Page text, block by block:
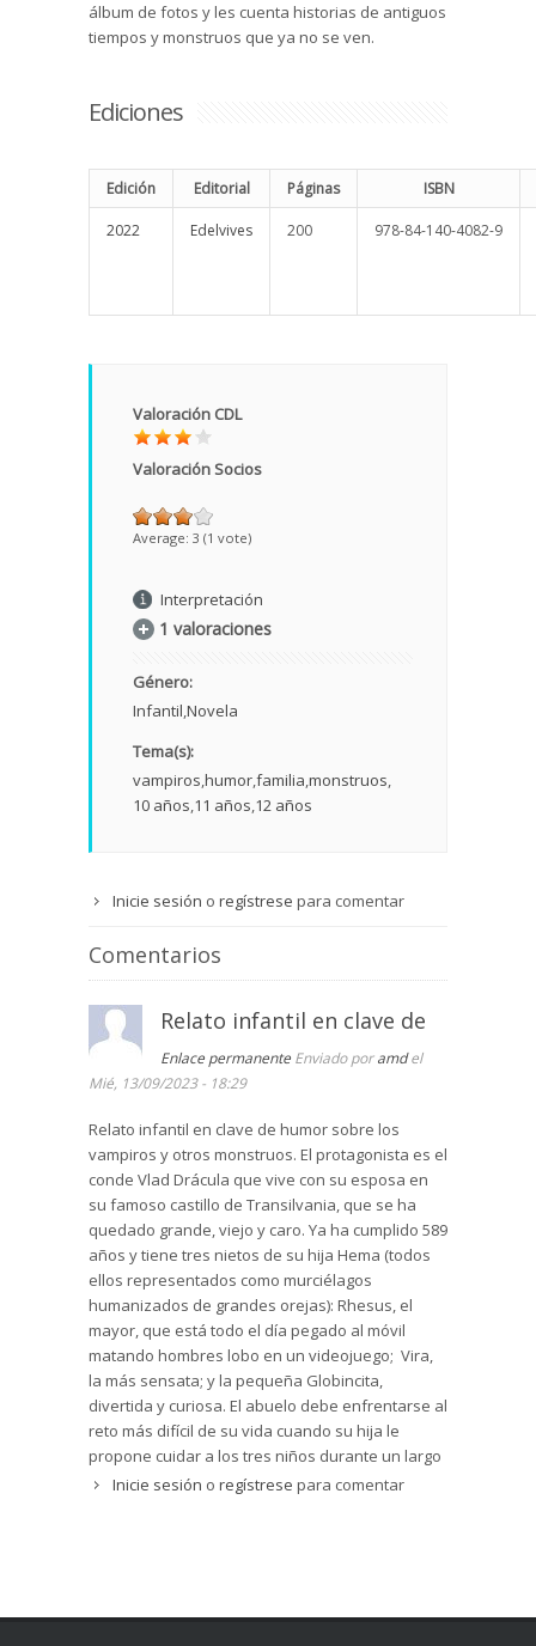
álbum de fotos y les cuenta historias de antiguos
tiempos y monstruos que ya no se ven.
Ediciones
Edición Editorial Páginas ISBN
2022 Edelvives 200 978-84-140-4082-9
Valoración CDL
Valoración Socios
Average: 3 (1 vote)
Interpretación
1 valoraciones
Género:
Infantil Novela
Tema(s):
vampiros humorfamilia monstruos
10 años 11 años 12 años
Inicie sesión o regístrese para comentar
Comentarios
Relato infantil en clave de
Enlace permanente Enviado poramdel
Mié, 13/09/2023 - 18:29
Relato infantil en clave de humor sobre los
vampiros y otros monstruos. El protagonista es el
conde Vlad Drácula que vive con su esposa en
su famoso castillo de Transilvania, que se ha
quedado grande, viejo y caro. Ya ha cumplido 589
años y tiene tres nietos de su hija Hema (todos
ellos representados como murciélagos
humanizados de grandes orejas): Rhesus, el
mayor, que está todo el día pegado al móvil
matando hombres lobo en un videojuego; Vira,
la más sensata; y la pequeña Globincita,
divertida y curiosa. El abuelo debe enfrentarse al
reto más difícil de su vida cuando su hija le
propone cuidar a los tres niños durante un largo
fin de semana. Pero el hallazgo de un antiguo
una recopilación de recuerdos del abuelo en los
Inicie sesión o regístrese para comentar